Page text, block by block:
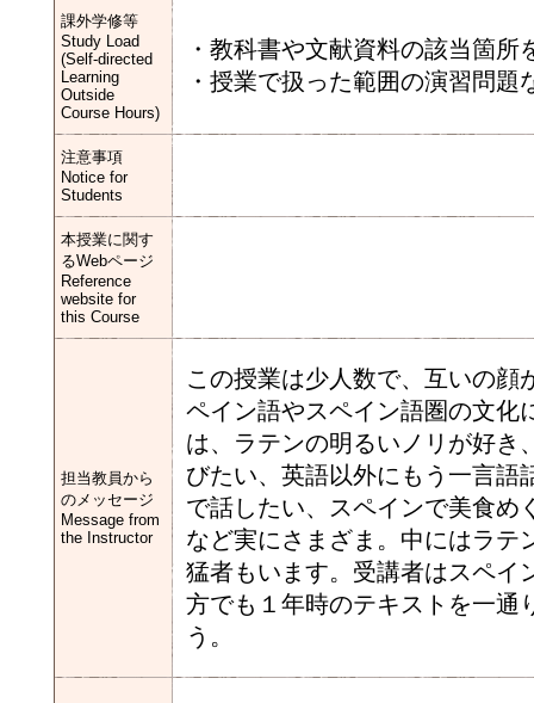
課外学修等
Study Load
(Self-directed
Learning
Outside
Course Hours)
・教科書や文献資料の該当箇
・授業で扱った範囲の演習問
注意事項
Notice for
Students
本授業に関す
るWebページ
Reference
website for
this Course
担当教員から
のメッセージ
Message from
the Instructor
この授業は少人数で、互いの顔
ペイン語やスペイン語圏の文化
は、ラテンの明るいノリが好き
びたい、英語以外にもう一言語
で話したい、スペインで美食め
など実にさまざま。中にはラテ
猛者もいます。受講者はスペイ
方でも１年時のテキストを一通
う。